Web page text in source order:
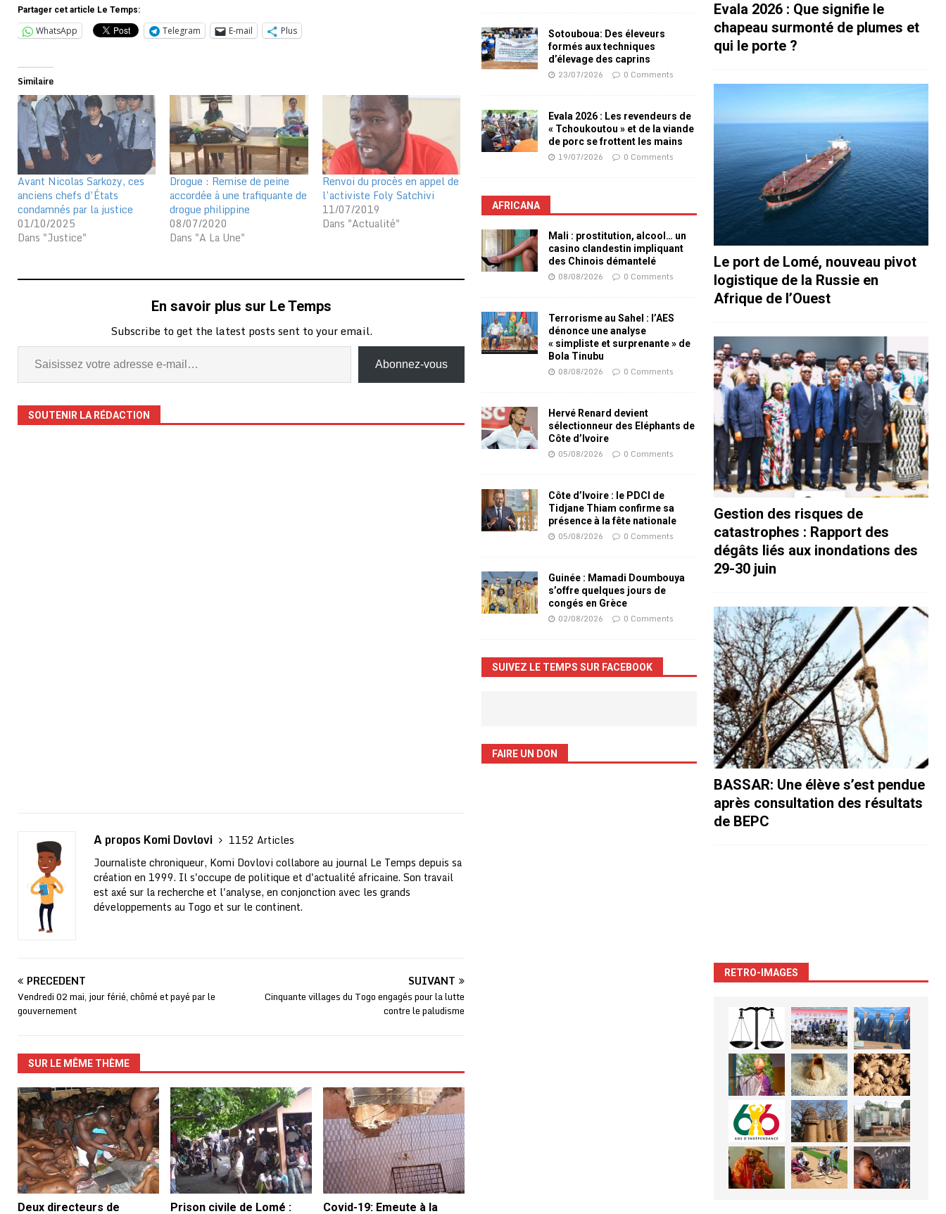
Partager cet article Le Temps:
WhatsApp Telegram E-mail Plus
Similaire
Avant Nicolas Sarkozy, ces
anciens chefs d’États
condamnés par la justice
01/10/2025
Dans "Justice"
Drogue : Remise de peine
accordée à une trafiquante de
drogue philippine
08/07/2020
Dans "A La Une"
Renvoi du procès en appel de
l’activiste Foly Satchivi
11/07/2019
Dans "Actualité"
En savoir plus sur Le Temps
Subscribe to get the latest posts sent to your email.
Abonnez-vous
SOUTENIR LA RÉDACTION
A propos Komi Dovlovi
1152 Articles
Journaliste chroniqueur, Komi Dovlovi collabore au journal Le Temps depuis sa
création en 1999. Il s'occupe de politique et d'actualité africaine. Son travail
est axé sur la recherche et l'analyse, en conjonction avec les grands
développements au Togo et sur le continent.
PRÉCÉDENT
Vendredi 02 mai, jour férié, chômé et payé par le
gouvernement
SUIVANT
Cinquante villages du Togo engagés pour la lutte
contre le paludisme
SUR LE MÊME THÈME
Deux directeurs de Prison civile de Lomé : Covid-19: Emeute à la
Sotouboua: Des éleveurs
formés aux techniques
d’élevage des caprins
23/07/2026 0 Comments
Evala 2026 : Les revendeurs de
« Tchoukoutou » et de la viande
de porc se frottent les mains
19/07/2026 0 Comments
AFRICANA
Mali : prostitution, alcool… un
casino clandestin impliquant
des Chinois démantelé
08/08/2026 0 Comments
Terrorisme au Sahel : l’AES
dénonce une analyse
« simpliste et surprenante » de
Bola Tinubu
08/08/2026 0 Comments
Hervé Renard devient
sélectionneur des Eléphants de
Côte d’Ivoire
05/08/2026 0 Comments
Côte d’Ivoire : le PDCI de
Tidjane Thiam confirme sa
présence à la fête nationale
05/08/2026 0 Comments
Guinée : Mamadi Doumbouya
s’offre quelques jours de
congés en Grèce
02/08/2026 0 Comments
SUIVEZ LE TEMPS SUR FACEBOOK
FAIRE UN DON
Evala 2026 : Que signifie le
chapeau surmonté de plumes et
qui le porte ?
Le port de Lomé, nouveau pivot
logistique de la Russie en
Afrique de l’Ouest
Gestion des risques de
catastrophes : Rapport des
dégâts liés aux inondations des
29-30 juin
BASSAR: Une élève s’est pendue
après consultation des résultats
de BEPC
RETRO-IMAGES